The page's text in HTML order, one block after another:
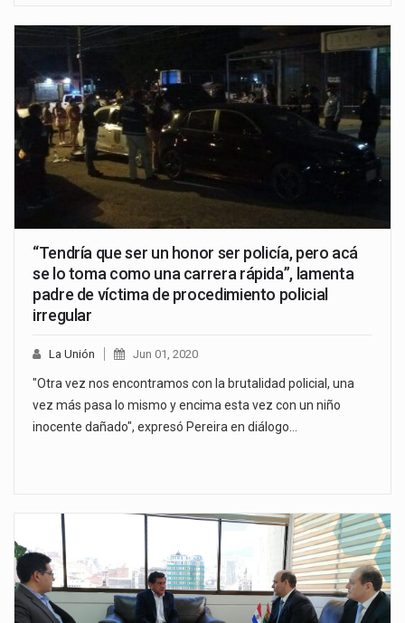
“Tendría que ser un honor ser policía, pero acá
se lo toma como una carrera rápida”, lamenta
padre de víctima de procedimiento policial
irregular
La Unión Jun 01, 2020
"Otra vez nos encontramos con la brutalidad policial, una
vez más pasa lo mismo y encima esta vez con un niño
inocente dañado", expresó Pereira en diálogo…